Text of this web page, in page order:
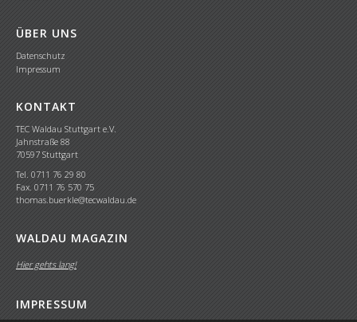
ÜBER UNS
Datenschutz
Impressum
KONTAKT
TEC Waldau Stuttgart e.V.
Jahnstraße 88
70597 Stuttgart
Tel. 0711 76 29 80
Fax. 0711 76 570 75
thomas.buerkle@tecwaldau.de
WALDAU MAGAZIN
Hier gehts lang!
IMPRESSUM